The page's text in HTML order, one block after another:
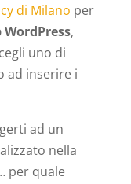
di Milano per
,
uno di
ad inserire i
ad un
nella
per quale